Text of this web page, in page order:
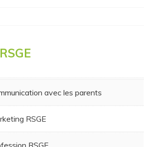
avec les parents
RSGE
RSGE